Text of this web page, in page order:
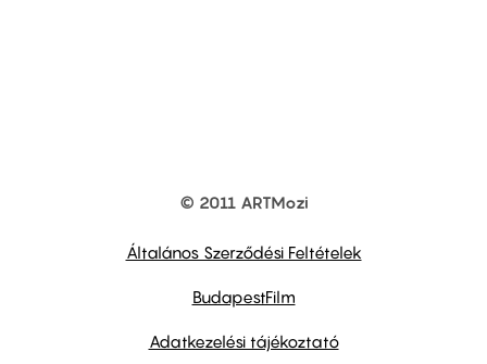
© 2011 ARTMozi
Általános Szerződési Feltételek
BudapestFilm
Adatkezelési tájékoztató